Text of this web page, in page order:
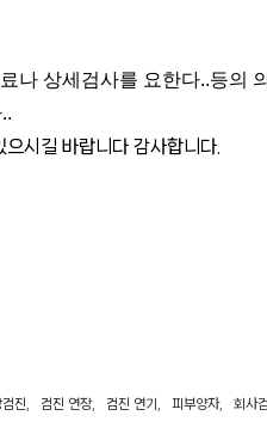
나 상세검사를 요한다..등의
시길 바랍니다 감사합니다.
진 검진 연장, 검진 연기 피부양자, 회사